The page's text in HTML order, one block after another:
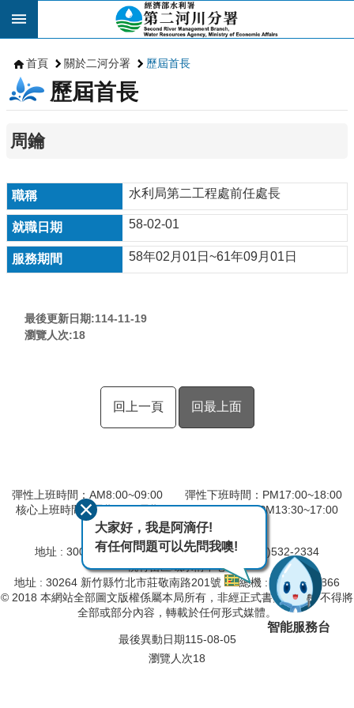
跳到主要內容區塊
首頁 關於二河分署 歷屆首長
歷屆首長
周鑰
水利局第二工程處前任處長
58-02-01
58年02月01日~61年09月01日
最後更新日期:114-11-19
瀏覽人次:18
回上一頁 回最上面
彈性上班時間：AM8:00~09:00 彈性下班時間：PM17:00~18:00
核心上班時間：星期一 ~ 星期五 AM09:00~12:30 PM13:30~17:00
第二河川分署
地址 : 30044 新竹市北大路 97 號
總機 : (03)532-2334
桃竹苗區域水情中心
地址 : 30264 新竹縣竹北市莊敬南路201號
總機 : (03)657-8866
© 2018 本網站全部圖文版權係屬本局所有，非經正式書面同意， 不得將
全部或部分內容，轉載於任何形式媒體。
最後異動日期115-08-05
瀏覽人次18
大家好，我是阿滴仔!
有任何問題可以先問我噢!
智能服務台